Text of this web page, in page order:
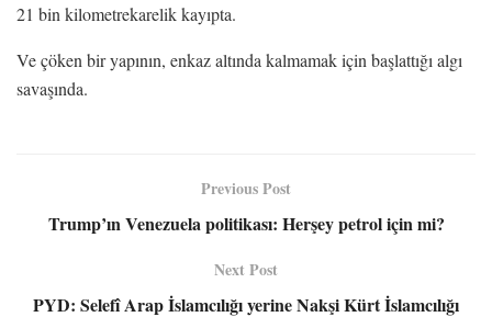
21 bin kilometrekarelik kayıpta.
Ve çöken bir yapının, enkaz altında kalmamak için başlattığı algı
savaşında.
Previous Post
Trump’ın Venezuela politikası: Herşey petrol için mi?
Next Post
PYD: Selefî Arap İslamcılığı yerine Nakşi Kürt İslamcılığı